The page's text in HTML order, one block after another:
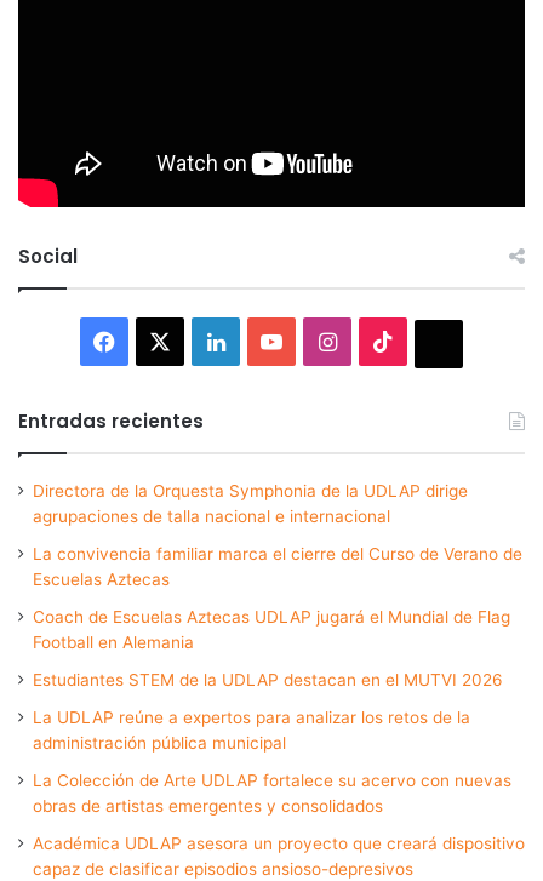
Social
Facebook LinkedInYouTubeInstagram
Entradas recientes
Directora de la Orquesta Symphonia de la UDLAP dirige
agrupaciones de talla nacional e internacional
La convivencia familiar marca el cierre del Curso de Verano de
Escuelas Aztecas
Coach de Escuelas Aztecas UDLAP jugará el Mundial de Flag
Football en Alemania
Estudiantes STEM de la UDLAP destacan en el MUTVI 2026
La UDLAP reúne a expertos para analizar los retos de la
administración pública municipal
La Colección de Arte UDLAP fortalece su acervo con nuevas
obras de artistas emergentes y consolidados
Académica UDLAP asesora un proyecto que creará dispositivo
capaz de clasificar episodios ansioso-depresivos